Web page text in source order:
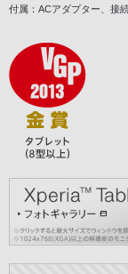
付属：ACアダプター、接